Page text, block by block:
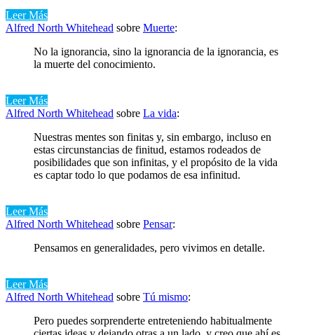
Leer Más
Alfred North Whitehead sobre Muerte:
No la ignorancia, sino la ignorancia de la ignorancia, es
la muerte del conocimiento.
Leer Más
Alfred North Whitehead sobre La vida:
Nuestras mentes son finitas y, sin embargo, incluso en
estas circunstancias de finitud, estamos rodeados de
posibilidades que son infinitas, y el propósito de la vida
es captar todo lo que podamos de esa infinitud.
Leer Más
Alfred North Whitehead sobre Pensar:
Pensamos en generalidades, pero vivimos en detalle.
Leer Más
Alfred North Whitehead sobre Tú mismo:
Pero puedes sorprenderte entreteniendo habitualmente